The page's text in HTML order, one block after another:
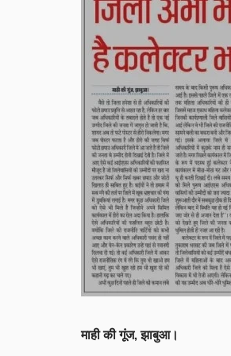
माही की गूंज, झाबुआ।